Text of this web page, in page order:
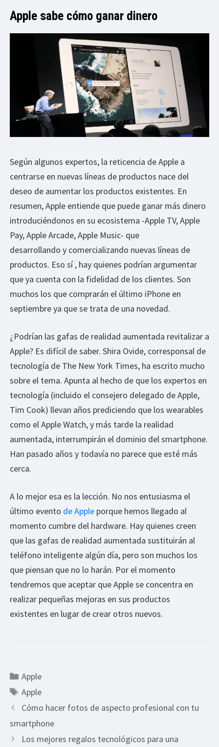
Apple sabe cómo ganar dinero​
Según algunos expertos, la reticencia de Apple a
centrarse en nuevas líneas de productos nace del
deseo de aumentar los productos existentes. En
resumen, Apple entiende que puede ganar más dinero
introduciéndonos en su ecosistema -Apple TV, Apple
Pay, Apple Arcade, Apple Music- que
desarrollando y comercializando nuevas líneas de
productos. Eso sí , hay quienes podrían argumentar
que ya cuenta con la fidelidad de los clientes. Son
muchos los que comprarán el último iPhone en
septiembre ya que se trata de una novedad.
¿Podrían las gafas de realidad aumentada revitalizar a
Apple? Es difícil de saber. Shira Ovide, corresponsal de
tecnología de The New York Times, ha escrito mucho
sobre el tema. Apunta al hecho de que los expertos en
tecnología (incluido el consejero delegado de Apple,
Tim Cook) llevan años prediciendo que los wearables
como el Apple Watch, y más tarde la realidad
aumentada, interrumpirán el dominio del smartphone.
Han pasado años y todavía no parece que esté más
cerca.
A lo mejor esa es la lección. No nos entusiasma el
último evento de Apple porque hemos llegado al
momento cumbre del hardware. Hay quienes creen
que las gafas de realidad aumentada sustituirán al
teléfono inteligente algún día, pero son muchos los
que piensan que no lo harán. Por el momento
tendremos que aceptar que Apple se concentra en
realizar pequeñas mejoras en sus productos
existentes en lugar de crear otros nuevos.
Categorías
Apple
Etiquetas
Apple
Cómo hacer fotos de aspecto profesional con tu
smartphone
Los mejores regalos tecnológicos para una